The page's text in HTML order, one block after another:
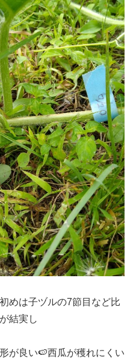
めは子ヅルの7節目など比
結実し
が良い🍉西瓜が穫れにくい